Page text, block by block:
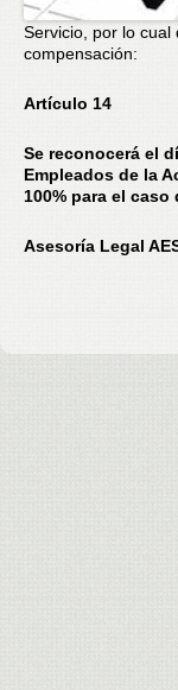
Servicio, por lo
compensación:
Artículo 14
Se reconocerá el
Empleados de la
100% para el
Asesoría Legal